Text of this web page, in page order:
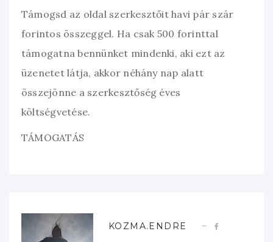
Támogsd az oldal szerkesztőit havi pár szár
forintos összeggel. Ha csak 500 forinttal
támogatna bennünket mindenki, aki ezt az
üzenetet látja, akkor néhány nap alatt
összejönne a szerkesztőség éves
költségvetése.
TÁMOGATÁS
KOZMA.ENDRE